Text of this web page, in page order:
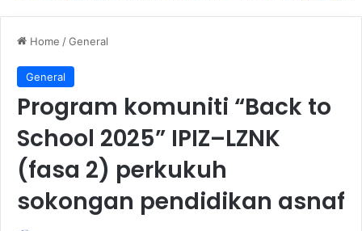
Home /General
General
Program komuniti “Back to
School 2025” IPIZ–LZNK
(fasa 2) perkukuh
sokongan pendidikan asnaf